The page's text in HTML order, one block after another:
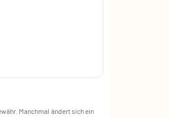
Manchmal ändert sich ein